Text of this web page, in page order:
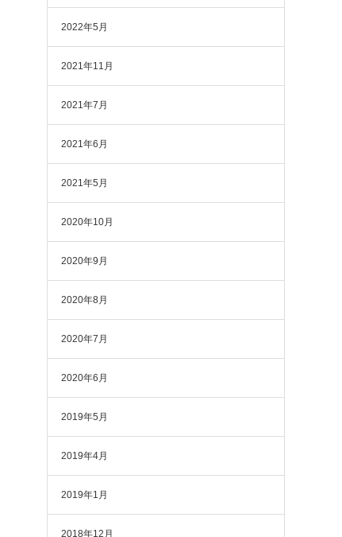
2022年5月
2021年11月
2021年7月
2021年6月
2021年5月
2020年10月
2020年9月
2020年8月
2020年7月
2020年6月
2019年5月
2019年4月
2019年1月
2018年12月